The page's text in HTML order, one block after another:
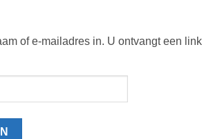
of e-mailadres in. U ontvangt een